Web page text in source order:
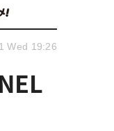
Wed 19:26